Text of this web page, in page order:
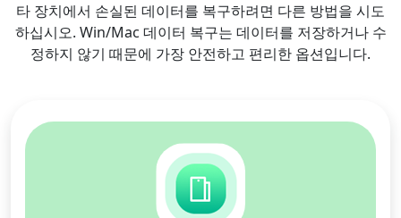
타 장치에서 손실된 데이터를 복구하려면 다른 방법을 시도
하십시오. Win/Mac 데이터 복구는 데이터를 저장하거나 수
정하지 않기 때문에 가장 안전하고 편리한 옵션입니다.